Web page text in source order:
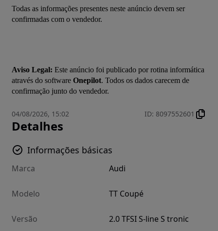
Todas as informações presentes neste anúncio devem ser
confirmadas com o vendedor.
Aviso Legal: Este anúncio foi publicado por rotina informática
através do software Onepilot. Todos os dados carecem de
confirmação junto do vendedor.
04/08/2026, 15:02 ID: 8097552601
Detalhes
Informações básicas
Marca Audi
Modelo TT Coupé
Versão 2.0 TFSI S-line S tronic